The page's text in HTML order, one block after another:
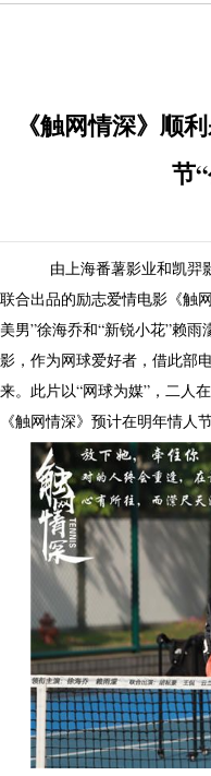
《触网情深》顺
节
由上海番薯影业和凯羿
联合出品的励志爱情电影《触
美男”徐海乔和“新锐小花”赖
影，作为网球爱好者，借此部
来。此片以“网球为媒”，二人
《触网情深》预计在明年情人